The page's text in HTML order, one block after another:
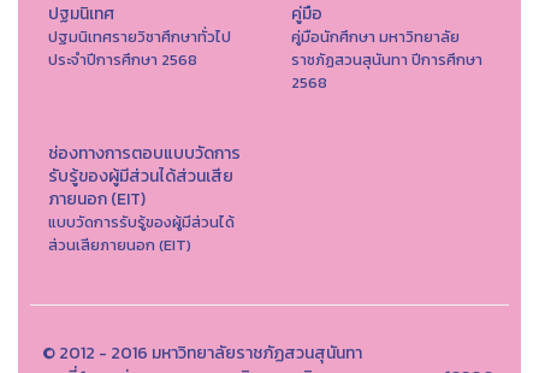
ปฐมนิเทศ
ปฐมนิเทศรายวิชาศึกษาทั่วไป
ประจำปีการศึกษา 2568
คู่มือ
คู่มือนักศึกษา มหาวิทยาลัย
ราชภัฏสวนสุนันทา ปีการศึกษา
2568
ช่องทางการตอบแบบวัดการ
รับรู้ของผู้มีส่วนได้ส่วนเสีย
ภายนอก (EIT)
แบบวัดการรับรู้ของผู้มีส่วนได้
ส่วนเสียภายนอก (EIT)
© 2012 - 2016 มหาวิทยาลัยราชภัฏสวนสุนันทา